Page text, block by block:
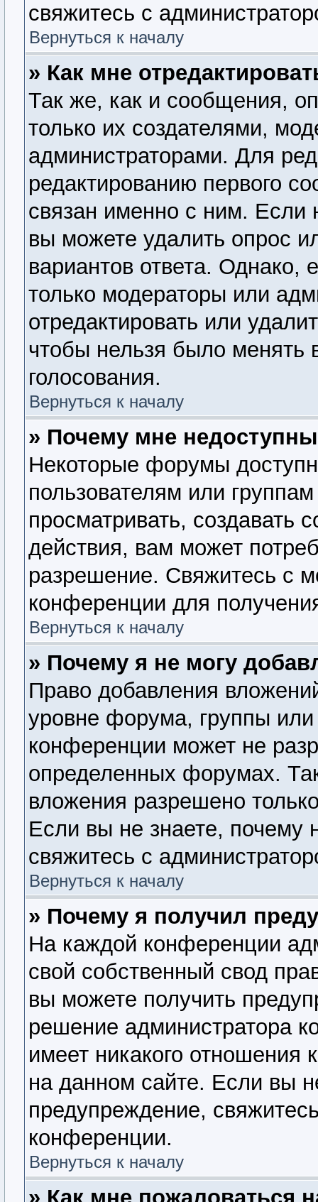
свяжитесь с
Вернуться к началу
» Как мне
Так же, как и сообщения,
только их создателями,
администраторами. Для
редактированию первого
связан именно с ним. Если
вы можете удалить опрос
вариантов ответа. Однако,
только модераторы или
отредактировать или
чтобы нельзя было менять
голосования.
Вернуться к началу
» Почему мне
Некоторые форумы
пользователям или
просматривать, создавать
действия, вам может
разрешение. Свяжитесь с
конференции для
Вернуться к началу
» Почему я не могу
Право добавления
уровне форума, группы
конференции может не
определенных форумах.
вложения разрешено
Если вы не знаете, почему
свяжитесь с
Вернуться к началу
» Почему я получил
На каждой конференции
свой собственный свод
вы можете получить
решение администратора
имеет никакого
на данном сайте. Если вы
предупреждение,
конференции.
Вернуться к началу